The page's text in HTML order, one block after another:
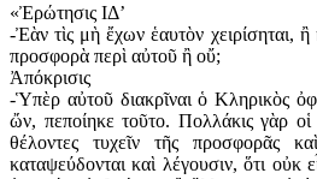
«Ἐρώτησις ΙΔ’
-Ἐὰν τὶς μὴ ἔχων ἑαυτὸν χειρίσηται, ἢ
προσφορὰ περὶ αὐτοῦ ἢ οὔ;
Ἀπόκρισις
-Ὑπὲρ αὐτοῦ διακρῖναι ὁ Κληρικὸς
ὤν, πεποίηκε τοῦτο. Πολλάκις γὰρ οἱ
θέλοντες τυχεῖν τῆς προσφορᾶς
καταψεύδονται καὶ λέγουσιν, ὅτι οὐκ